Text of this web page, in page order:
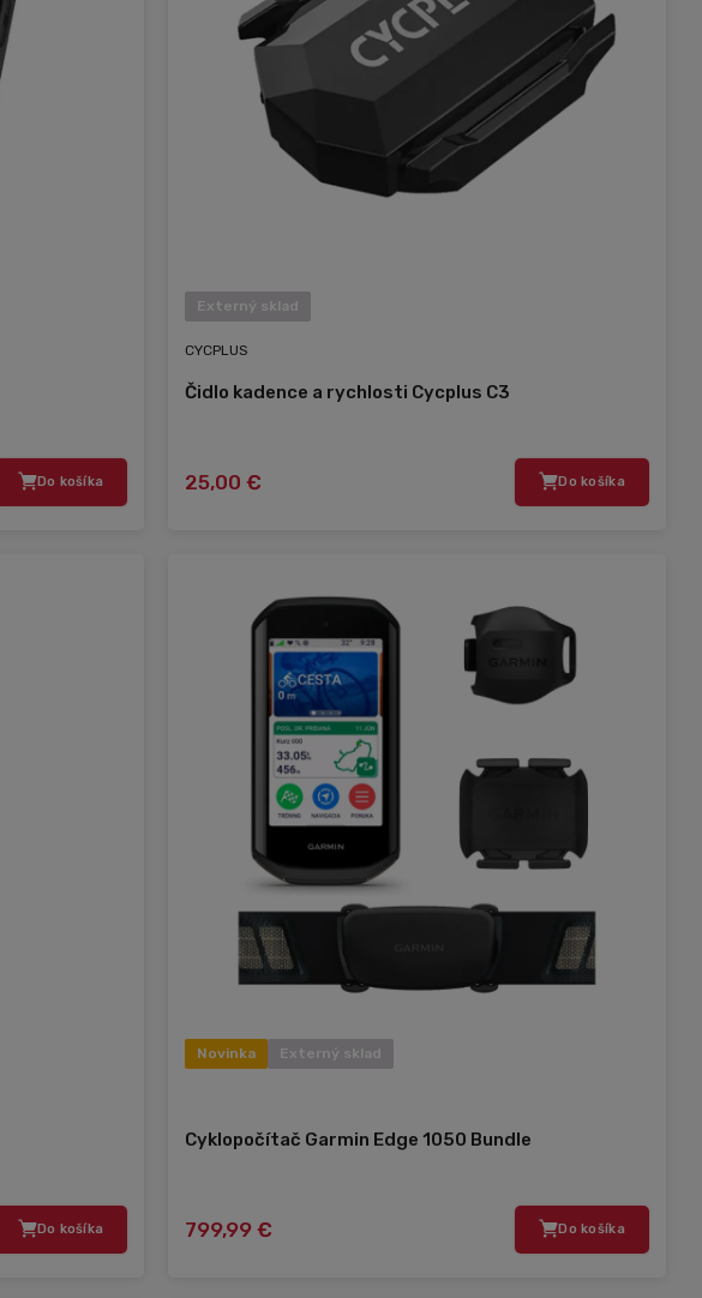
Do košíka
Externý sklad
CYCPLUS
Čidlo kadence a rychlosti Cycplus C3
25,00 € Do košíka
Do košíka
Novinka Externý sklad
Cyklopočítač Garmin Edge 1050 Bundle
799,99 € Do košíka